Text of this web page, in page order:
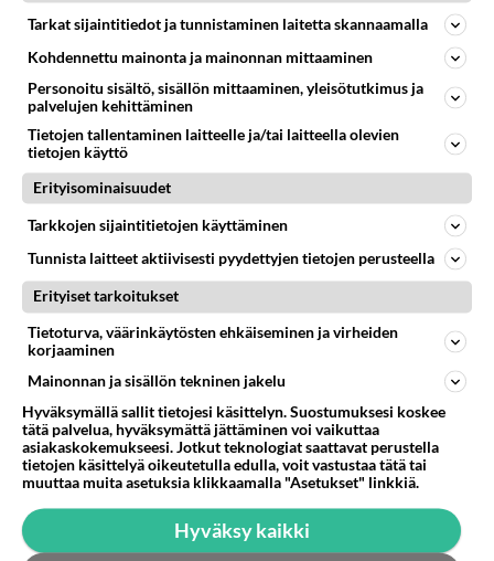
edellä oletin. Evästettä ei tule joka kerta, kun käyn
Youtubessa, vaan vain satunnaisesti. Evästeestä ei
löydy tarkempia tietoja. Mistä ihmeestä on
kysymys? Muilla sivustoilla en ole huomannut
samaa ilmiötä.
Äänestä Kommentoi
Tarkat sijaintitiedot ja tunnistaminen laitetta skannaamalla
Kohdennettu mainonta ja mainonnan mittaaminen
Personoitu sisältö, sisällön mittaaminen, yleisötutkimus ja
palvelujen kehittäminen
Tietojen tallentaminen laitteelle ja/tai laitteella olevien
tietojen käyttö
Erityisominaisuudet
Tarkkojen sijaintitietojen käyttäminen
Tunnista laitteet aktiivisesti pyydettyjen tietojen perusteella
Erityiset tarkoitukset
Tietoturva, väärinkäytösten ehkäiseminen ja virheiden
korjaaminen
Mainonnan ja sisällön tekninen jakelu
Hyväksymällä sallit tietojesi käsittelyn. Suostumuksesi koskee
tätä palvelua, hyväksymättä jättäminen voi vaikuttaa
asiakaskokemukseesi. Jotkut teknologiat saattavat perustella
tietojen käsittelyä oikeutetulla edulla, voit vastustaa tätä tai
muuttaa muita asetuksia klikkaamalla "Asetukset" linkkiä.
Hyväksy kaikki